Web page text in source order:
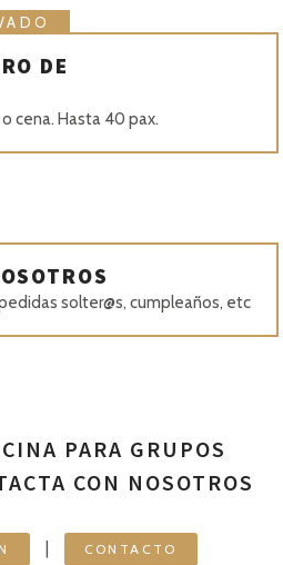
DE
cena. Hasta 40 pax.
solter@s, cumpleaños, etc
PARA GRUPOS
CON NOSOTROS
CONTACTO